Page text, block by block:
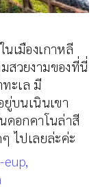
เมืองเกาหลี
สวยงามของที่นี่
ะเล มี
บนเนินเขา
ดอกคาโนล่าสี
ไปเลยล่ะค่ะ